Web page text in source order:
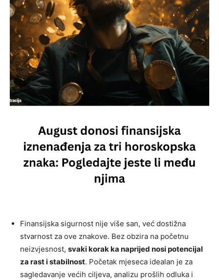
Finansijska sigurnost nije više san, već dostižna
stvarnost za ove znakove. Bez obzira na početnu
neizvjesnost, svaki korak ka naprijed nosi potencijal
za rast i stabilnost. Početak mjeseca idealan je za
sagledavanje većih ciljeva, analizu prošlih odluka i